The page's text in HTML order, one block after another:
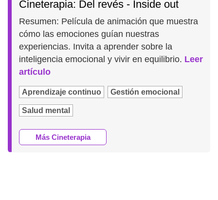
Cineterapia: Del revés - Inside out
Resumen: Película de animación que muestra
cómo las emociones guían nuestras
experiencias. Invita a aprender sobre la
inteligencia emocional y vivir en equilibrio. Leer
artículo
Aprendizaje continuo Gestión emocional
Salud mental
Más Cineterapia